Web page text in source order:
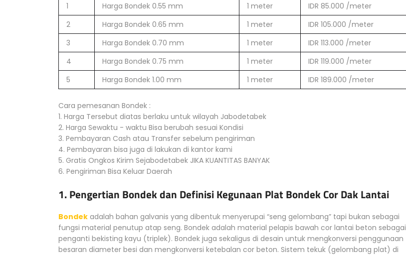
1
Harga Bondek 0.55 mm 1 meter
IDR 85.000 /meter
2
Harga Bondek 0.65 mm 1 meter
IDR 105.000 /meter
3
Harga Bondek 0.70 mm 1 meter
IDR 113.000 /meter
4
Harga Bondek 0.75 mm 1 meter
IDR 119.000 /meter
5
Harga Bondek 1.00 mm 1 meter IDR 189.000 /meter
Cara pemesanan Bondek :
1. Harga Tersebut diatas berlaku untuk wilayah Jabodetabek
2. Harga Sewaktu - waktu Bisa berubah sesuai Kondisi
3. Pembayaran Cash atau Transfer sebelum pengiriman
4. Pembayaran bisa juga di lakukan di kantor kami
5. Gratis Ongkos Kirim Sejabodetabek JIKA KUANTITAS BANYAK
6. Pengiriman Bisa Keluar Daerah
1. Pengertian Bondek dan Definisi Kegunaan Plat Bondek Cor Dak Lantai
Bondek adalah bahan galvanis yang dibentuk menyerupai “seng gelombang” tapi bukan sebagai
fungsi material penutup atap seng. Bondek adalah material pelapis bawah cor lantai beton sebagai
penganti bekisting kayu (triplek). Bondek juga sekaligus di desain untuk mengkonversi penggunaan
besaran diameter besi dan mengkonversi ketebalan cor beton. Sistem tekuk (gelombang plat) di